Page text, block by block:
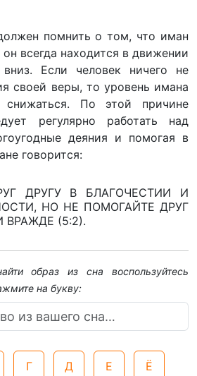
помнить о том, что иман
всегда находится в движении
Если человек ничего не
своей веры, то уровень имана
снижаться. По этой причине
регулярно работать над
деяния и помогая в
говорится:
ДРУГУ В БЛАГОЧЕСТИИ И
НО НЕ ПОМОГАЙТЕ ДРУГ
ВРАЖДЕ (5:2).
образ из сна воспользуйтесь
на букву:
Г Д Е Ё